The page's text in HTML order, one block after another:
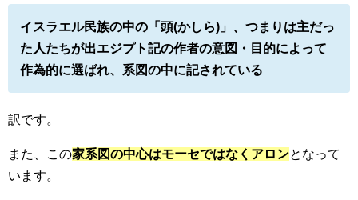
イスラエル民族の中の「頭(かしら)」、つまりは主だっ
た人たちが出エジプト記の作者の意図・目的によって
作為的に選ばれ、系図の中に記されている
訳です。
また、この家系図の中心はモーセではなくアロンとなって
います。